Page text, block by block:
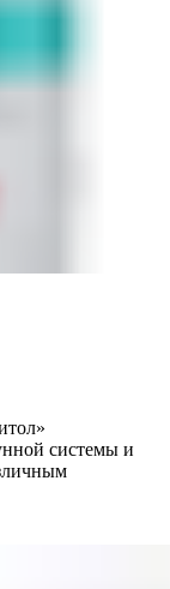
системы и